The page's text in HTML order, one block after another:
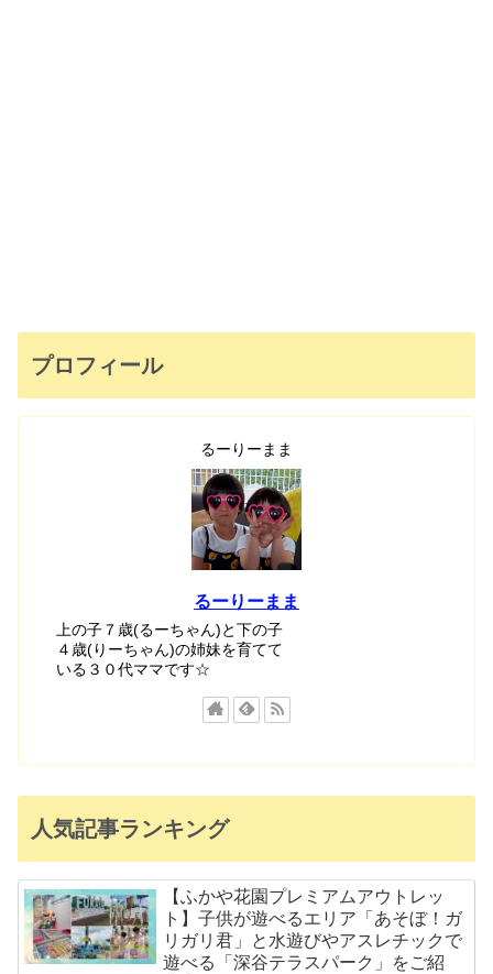
プロフィール
るーりーまま
るーりーまま
上の子７歳(るーちゃん)と下の子
４歳(りーちゃん)の姉妹を育てて
いる３０代ママです☆
人気記事ランキング
【ふかや花園プレミアムアウトレッ
ト】子供が遊べるエリア「あそぼ！ガ
リガリ君」と水遊びやアスレチックで
遊べる「深谷テラスパーク」をご紹